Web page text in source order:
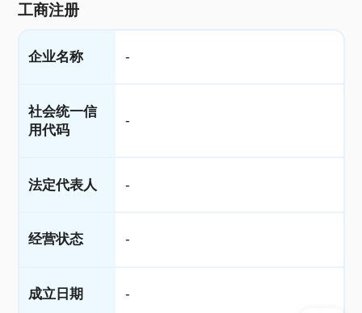
工商注册
企业名称 -
社会统一信
用代码
-
法定代表人 -
经营状态 -
成立日期 -